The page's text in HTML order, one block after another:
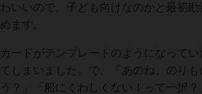
わいいので、子ども向けなのかと最初
めます。
カードがテンプレートのようになって
てしまいました。で、「あのね、のり
う？」「船にくわしくない！って一択